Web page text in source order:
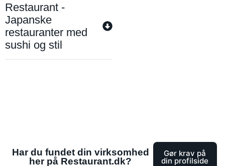
Restaurant -
Japanske
restauranter med
sushi og stil
Har du fundet din virksomhed
her på Restaurant.dk?
Gør krav på
din profilside